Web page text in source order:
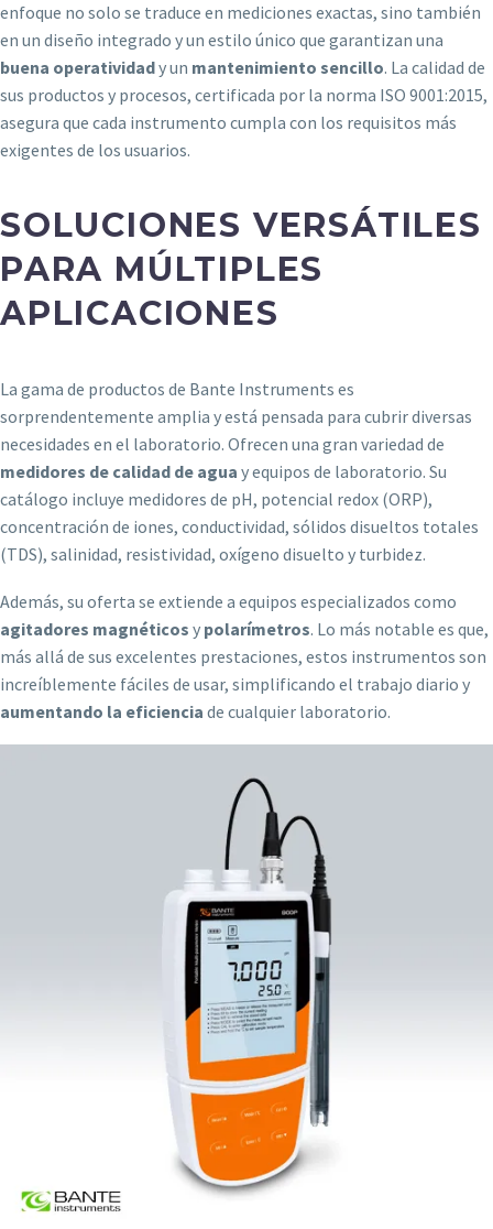
enfoque no solo se traduce en mediciones exactas, sino también
en un diseño integrado y un estilo único que garantizan una
buena operatividady un mantenimiento sencillo. La calidad de
sus productos y procesos, certificada por la norma ISO 9001:2015,
asegura que cada instrumento cumpla con los requisitos más
exigentes de los usuarios.
SOLUCIONES VERSÁTILES
PARA MÚLTIPLES
APLICACIONES
La gama de productos de Bante Instruments es
sorprendentemente amplia y está pensada para cubrir diversas
necesidades en el laboratorio. Ofrecen una gran variedad de
medidores de calidad de agua y equipos de laboratorio. Su
catálogo incluye medidores de pH, potencial redox (ORP),
concentración de iones, conductividad, sólidos disueltos totales
(TDS), salinidad, resistividad, oxígeno disuelto y turbidez.
Además, su oferta se extiende a equipos especializados como
agitadores magnéticos y polarímetros. Lo más notable es que,
más allá de sus excelentes prestaciones, estos instrumentos son
increíblemente fáciles de usar, simplificando el trabajo diario y
aumentando la eficiencia de cualquier laboratorio.